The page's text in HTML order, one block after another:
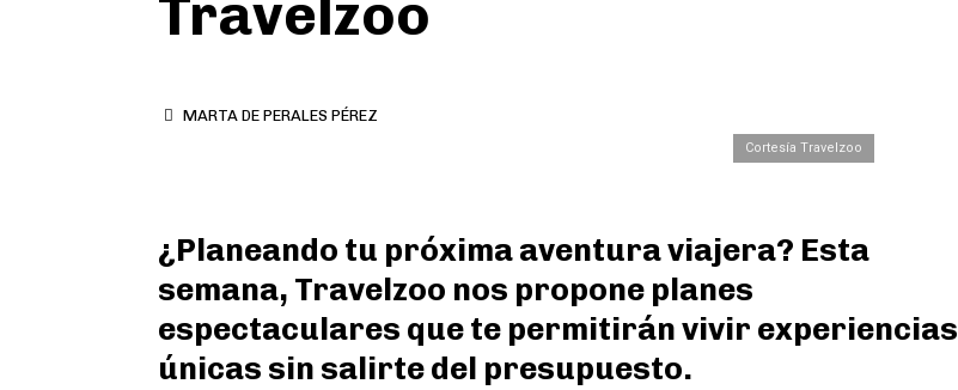
Travelzoo
MARTA DE PERALES PÉREZ
Cortesía Travelzoo
¿Planeando tu próxima aventura viajera? Esta
semana, Travelzoo nos propone planes
espectaculares que te permitirán vivir experiencias
únicas sin salirte del presupuesto.